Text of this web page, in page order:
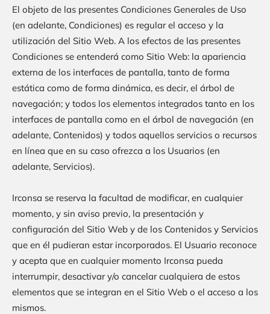
El objeto de las presentes Condiciones Generales de Uso
(en adelante, Condiciones) es regular el acceso y la
utilización del Sitio Web. A los efectos de las presentes
Condiciones se entenderá como Sitio Web: la apariencia
externa de los interfaces de pantalla, tanto de forma
estática como de forma dinámica, es decir, el árbol de
navegación; y todos los elementos integrados tanto en los
interfaces de pantalla como en el árbol de navegación (en
adelante, Contenidos) y todos aquellos servicios o recursos
en línea que en su caso ofrezca a los Usuarios (en
adelante, Servicios).
Irconsa se reserva la facultad de modificar, en cualquier
momento, y sin aviso previo, la presentación y
configuración del Sitio Web y de los Contenidos y Servicios
que en él pudieran estar incorporados. El Usuario reconoce
y acepta que en cualquier momento Irconsa pueda
interrumpir, desactivar y/o cancelar cualquiera de estos
elementos que se integran en el Sitio Web o el acceso a los
mismos.